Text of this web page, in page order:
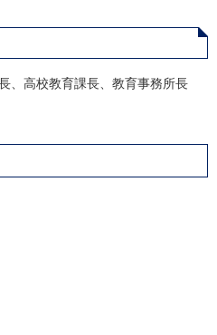
、高校教育課長、教育事務所長